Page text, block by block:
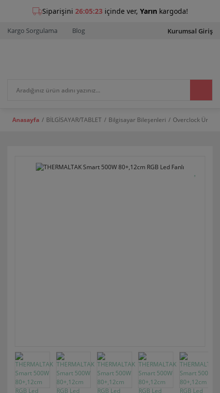
Kargo Sorgulama Blog Kurumsal Giriş
Anasayfa BİLGİSAYAR/TABLET Bilgisayar Bileşenleri Overclock